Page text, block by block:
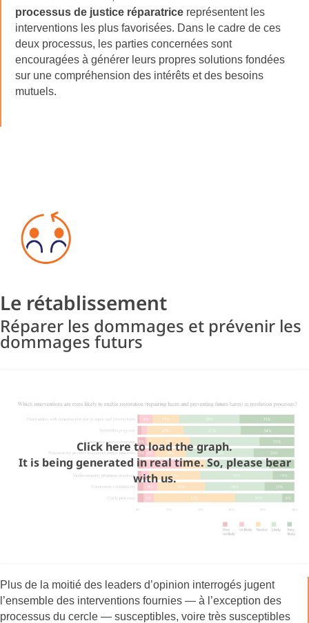
processus de justice réparatrice représentent les
interventions les plus favorisées. Dans le cadre de ces
deux processus, les parties concernées sont
encouragées à générer leurs propres solutions fondées
sur une compréhension des intérêts et des besoins
mutuels.
Le rétablissement
Réparer les dommages et prévenir les
dommages futurs
Click here to load the graph.
It is being generated in real time. So, please bear
with us.
Plus de la moitié des leaders d’opinion interrogés jugent
l’ensemble des interventions fournies — à l’exception des
processus du cercle — susceptibles, voire très susceptibles